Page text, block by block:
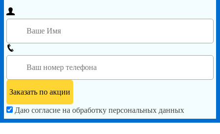
Даю согласие на обработку персональных данных